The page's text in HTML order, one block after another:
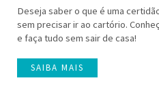
Deseja saber o que é uma
sem precisar ir ao cartório.
e faça tudo sem sair de casa!
SAIBA MAIS